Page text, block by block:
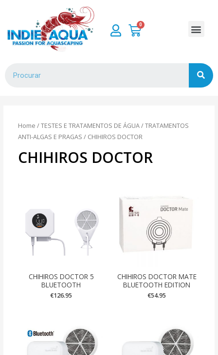
Home /TESTES E TRATAMENTOS DE ÁGUA/TRATAMENTOS
ANTI-ALGAS E PRAGAS / CHIHIROS DOCTOR
CHIHIROS DOCTOR
CHIHIROS DOCTOR 5
BLUETOOTH
€126.95
CHIHIROS DOCTOR MATE
BLUETOOTH EDITION
€54.95